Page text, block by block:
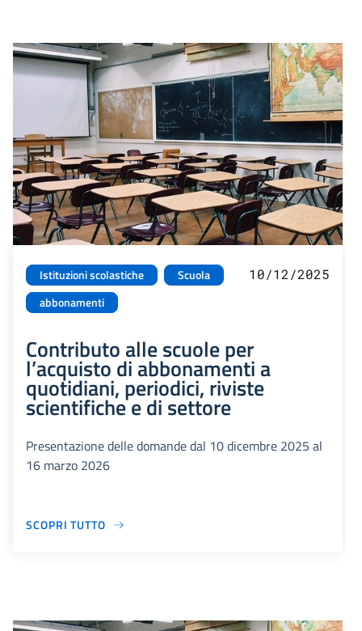
Istituzioni scolastiche
Scuola
abbonamenti
10/12/2025
Contributo alle scuole per
l’acquisto di abbonamenti a
quotidiani, periodici, riviste
scientifiche e di settore
Presentazione delle domande dal 10 dicembre 2025 al
16 marzo 2026
SCOPRI TUTTO